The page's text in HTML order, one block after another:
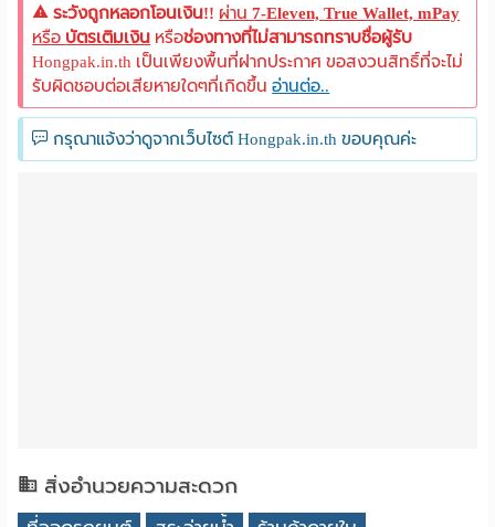
ระวังถูกหลอกโอนเงิน!! ผ่าน7-Eleven, True Wallet, mPay
หรือ บัตรเติมเงิน หรือช่องทางที่ไม่สามารถทราบชื่อผู้รับ
Hongpak.in.th เป็นเพียงพื้นที่ฝากประกาศ ขอสงวนสิทธิ์ที่จะไม่
รับผิดชอบต่อเสียหายใดๆที่เกิดขึ้นอ่านต่อ..
กรุณาแจ้งว่าดูจากเว็บไซต์ Hongpak.in.th ขอบคุณค่ะ
สิ่งอำนวยความสะดวก